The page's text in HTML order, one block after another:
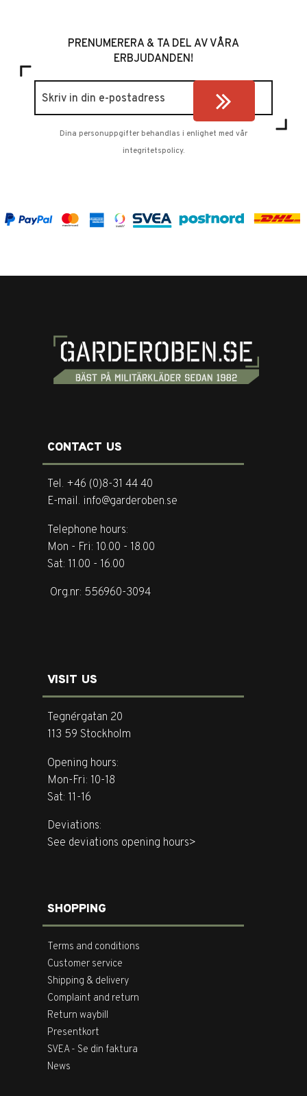
PRENUMERERA & TA DEL AV VÅRA
ERBJUDANDEN!
Dina personuppgifter behandlas i enlighet med vår
integritetspolicy.
CONTACT US
Tel. +46 (0)8-31 44 40
E-mail. info@garderoben.se
Telephone hours:
Mon - Fri: 10.00 - 18.00
Sat: 11.00 - 16.00
Org.nr: 556960-3094
VISIT US
Tegnérgatan 20
113 59 Stockholm
Opening hours:
Mon-Fri: 10-18
Sat: 11-16
Deviations:
See deviations opening hours>
SHOPPING
Terms and conditions
Customer service
Shipping & delivery
Complaint and return
Return waybill
Presentkort
SVEA - Se din faktura
News